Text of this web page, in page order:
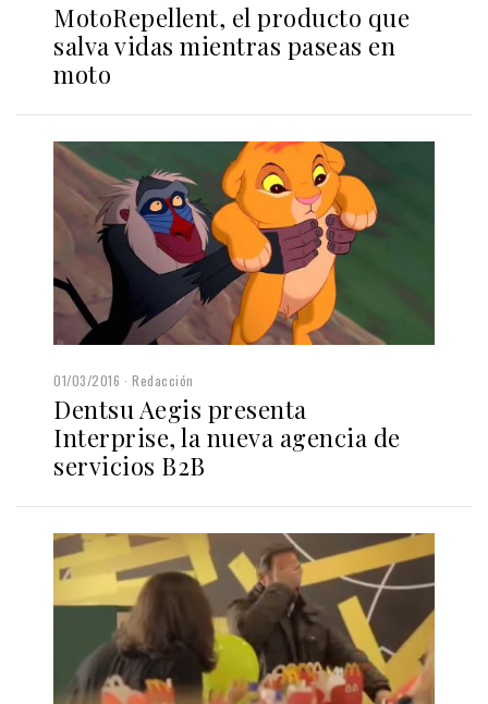
MotoRepellent, el producto que
salva vidas mientras paseas en
moto
01/03/2016 Redacción
Dentsu Aegis presenta
Interprise, la nueva agencia de
servicios B2B